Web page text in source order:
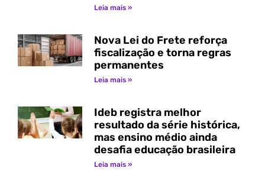
Leia mais »
Nova Lei do Frete reforça
fiscalização e torna regras
permanentes
Leia mais »
Ideb registra melhor
resultado da série histórica,
mas ensino médio ainda
desafia educação brasileira
Leia mais »